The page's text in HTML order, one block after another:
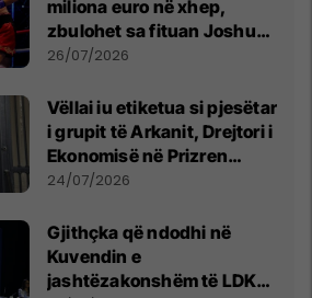
miliona euro në xhep,
zbulohet sa fituan Joshua
e Prenga
26/07/2026
Vëllai iu etiketua si pjesëtar
i grupit të Arkanit, Drejtori i
Ekonomisë në Prizren
mohon pretendimet
24/07/2026
Gjithçka që ndodhi në
Kuvendin e
jashtëzakonshëm të LDK-